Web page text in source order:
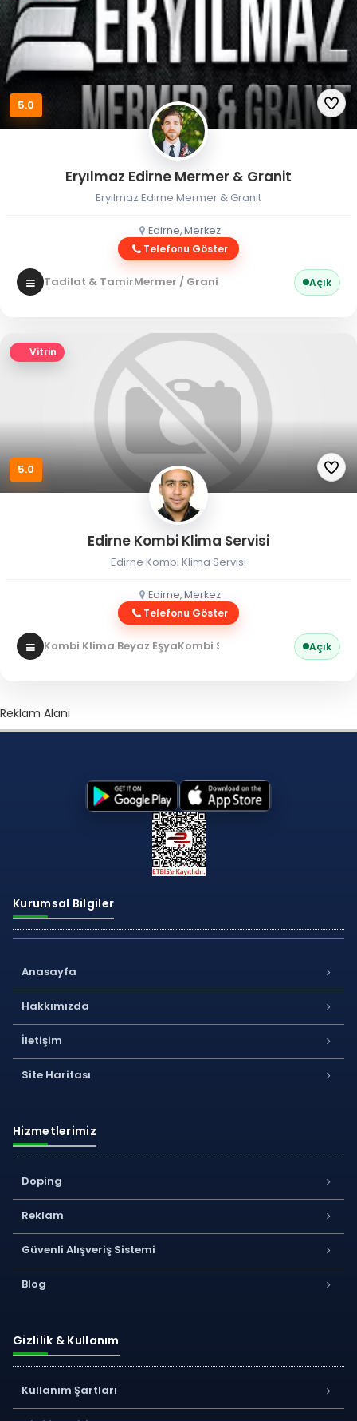
5.0
Eryılmaz Edirne Mermer & Granit
Eryılmaz Edirne Mermer & Granit
Edirne, Merkez
Telefonu Göster
Tadilat & TamirMermer / Granit Açık
Vitrin
5.0
Edirne Kombi Klima Servisi
Edirne Kombi Klima Servisi
Edirne, Merkez
Telefonu Göster
Kombi Klima Beyaz EşyaKombi Servisi Açık
Reklam Alanı
Kurumsal Bilgiler
Anasayfa
Hakkımızda
İletişim
Site Haritası
Hizmetlerimiz
Doping
Reklam
Güvenli Alışveriş Sistemi
Blog
Gizlilik & Kullanım
Kullanım Şartları